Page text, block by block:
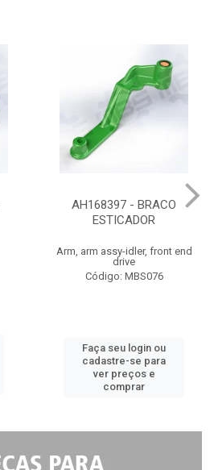
AH168397 - BRACO
ESTICADOR
Arm, arm assy-idler, front end
drive
Código: MBS076
Faça seu login ou
cadastre-se para
ver preços e
comprar